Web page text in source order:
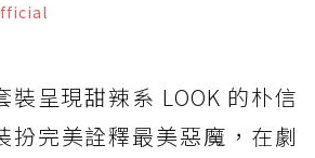
裝呈現甜辣系 LOOK 的朴信
扮完美詮釋最美惡魔，在劇